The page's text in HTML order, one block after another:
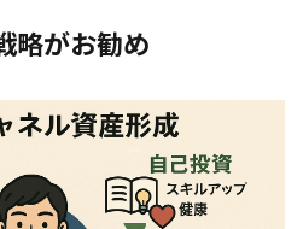
略がお勧め